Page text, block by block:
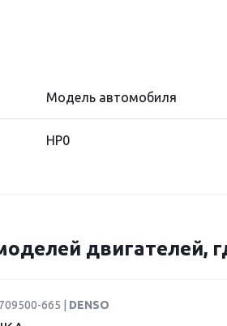
Модель автомобиля
HP0
двигателей,
665 | DENSO